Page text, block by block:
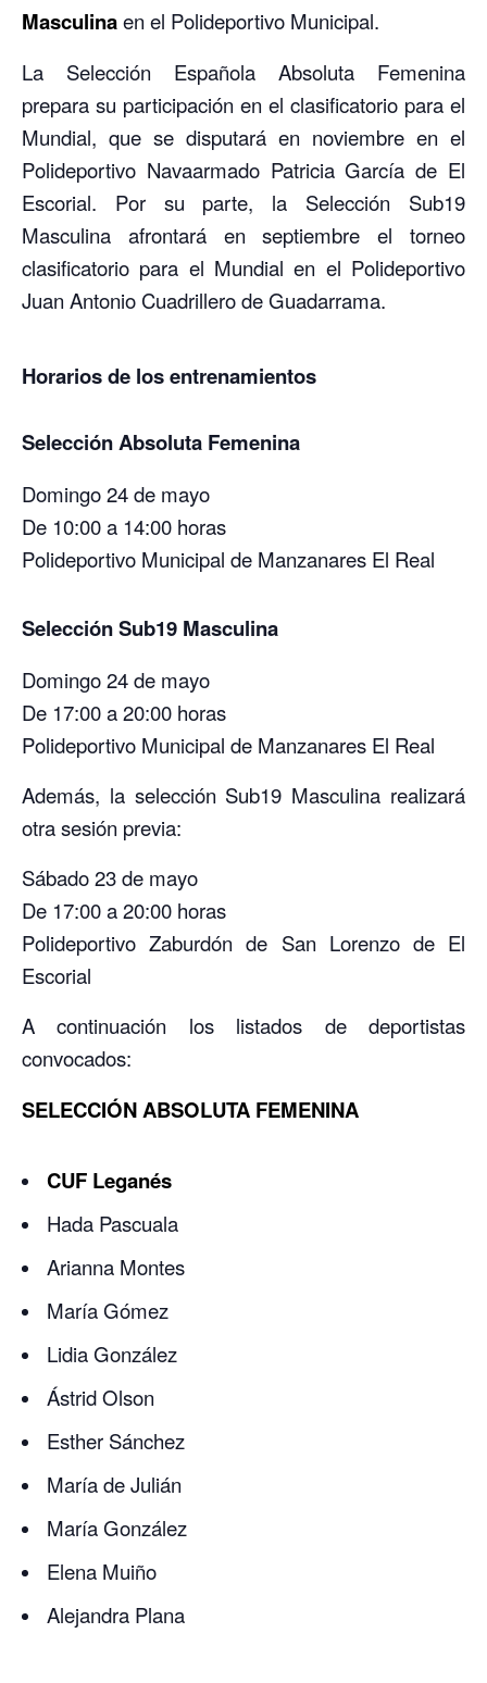
Masculinaen el Polideportivo Municipal.
La Selección Española Absoluta Femenina
prepara su participación en el clasificatorio para el
Mundial, que se disputará en noviembre en el
Polideportivo Navaarmado Patricia García de El
Escorial. Por su parte, la Selección Sub19
Masculina afrontará en septiembre el torneo
clasificatorio para el Mundial en el Polideportivo
Juan Antonio Cuadrillero de Guadarrama.
Horarios de los entrenamientos
Selección Absoluta Femenina
Domingo 24 de mayo
De 10:00 a 14:00 horas
Polideportivo Municipal de Manzanares El Real
Selección Sub19 Masculina
Domingo 24 de mayo
De 17:00 a 20:00 horas
Polideportivo Municipal de Manzanares El Real
Además, la selección Sub19 Masculina realizará
otra sesión previa:
Sábado 23 de mayo
De 17:00 a 20:00 horas
Polideportivo Zaburdón de San Lorenzo de El
Escorial
A continuación los listados de deportistas
convocados:
SELECCIÓN ABSOLUTA FEMENINA
CUF Leganés
Hada Pascuala
Arianna Montes
María Gómez
Lidia González
Ástrid Olson
Esther Sánchez
María de Julián
María González
Elena Muiño
Alejandra Plana